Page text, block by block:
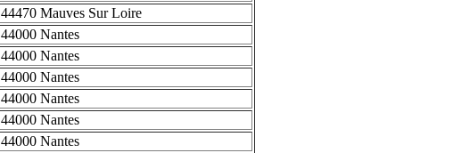
44470 Mauves Sur Loire
44000 Nantes
44000 Nantes
44000 Nantes
44000 Nantes
44000 Nantes
44000 Nantes